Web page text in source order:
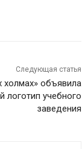
Следующая статья
холмах» объявила
логотип учебного
заведения